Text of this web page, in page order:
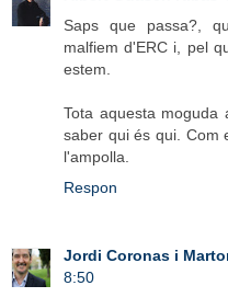
Saps que passa?,
malfiem d'ERC i, pel
estem.
Tota aquesta moguda
saber qui és qui. Com
l'ampolla.
Respon
Jordi Coronas i
8:50